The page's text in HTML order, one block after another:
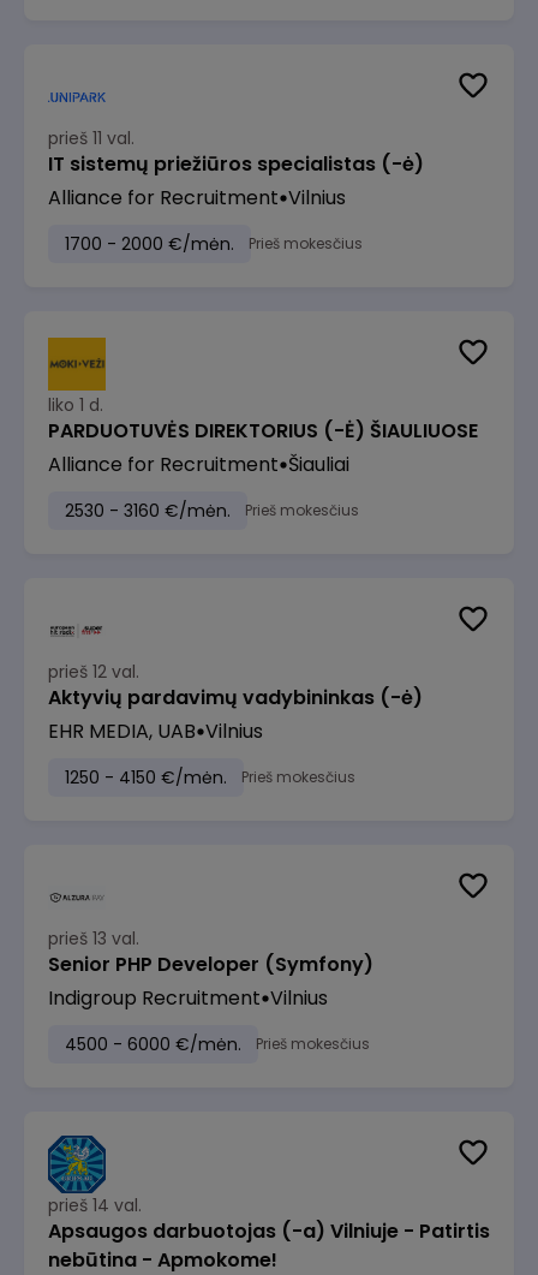
prieš 11 val.
IT sistemų priežiūros specialistas (-ė)
Alliance for Recruitment Vilnius
1700 - 2000 €/mėn. Prieš mokesčius
liko 1 d.
PARDUOTUVĖS DIREKTORIUS (-Ė) ŠIAULIUOSE
Alliance for Recruitment Šiauliai
2530 - 3160 €/mėn. Prieš mokesčius
prieš 12 val.
Aktyvių pardavimų vadybininkas (-ė)
EHR MEDIA, UAB Vilnius
1250 - 4150 €/mėn. Prieš mokesčius
prieš 13 val.
Senior PHP Developer (Symfony)
Indigroup Recruitment Vilnius
4500 - 6000 €/mėn. Prieš mokesčius
prieš 14 val.
Apsaugos darbuotojas (-a) Vilniuje - Patirtis
nebūtina - Apmokome!